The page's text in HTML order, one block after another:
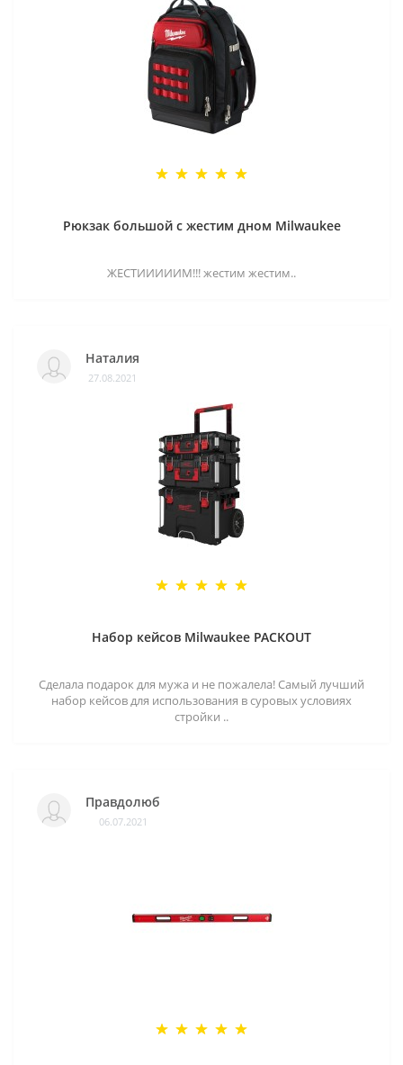
Рюкзак большой с жестим дном Milwaukee
ЖЕСТИИИИИМ!!! жестим жестим..
Наталия
27.08.2021
Набор кейсов Milwaukee PACKOUT
Сделала подарок для мужа и не пожалела! Самый лучший
набор кейсов для использования в суровых условиях
стройки ..
Правдолюб
06.07.2021